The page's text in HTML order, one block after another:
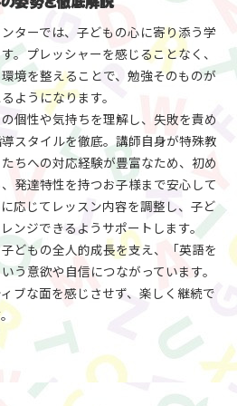
ターでは、子どもの心に寄り添う学
。プレッシャーを感じることなく、
境を整えることで、勉強そのものが
ようになります。
個性や気持ちを理解し、失敗を責め
スタイルを徹底。講師自身が特殊教
ちへの対応経験が豊富なため、初め
発達特性を持つお子様まで安心して
応じてレッスン内容を調整し、子ど
ンジできるようサポートします。
どもの全人的成長を支え、「英語を
う意欲や自信につながっています。
ブな面を感じさせず、楽しく継続で